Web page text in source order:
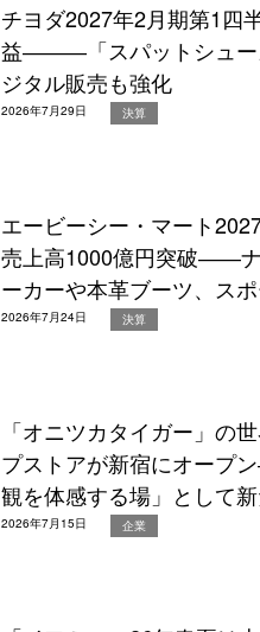
チヨダ2027年2月期第1四
益―――「スパットシュー
ジタル販売も強化
2026年7月29日 決算
エービーシー・マート
売上高1000億円突破――
ーカーや本革ブーツ、ス
2026年7月24日 決算
「オニツカタイガー」の
プストアが新宿にオープ
観を体感する場」として
2026年7月15日 企業